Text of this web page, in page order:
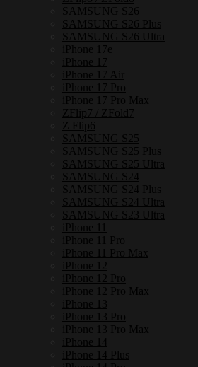
SAMSUNG S26
SAMSUNG S26 Plus
SAMSUNG S26 Ultra
iPhone 17e
iPhone 17
iPhone 17 Air
iPhone 17 Pro
iPhone 17 Pro Max
ZFlip7 / ZFold7
Z Flip6
SAMSUNG S25
SAMSUNG S25 Plus
SAMSUNG S25 Ultra
SAMSUNG S24
SAMSUNG S24 Plus
SAMSUNG S24 Ultra
SAMSUNG S23 Ultra
iPhone 11
iPhone 11 Pro
iPhone 11 Pro Max
iPhone 12
iPhone 12 Pro
iPhone 12 Pro Max
iPhone 13
iPhone 13 Pro
iPhone 13 Pro Max
iPhone 14
iPhone 14 Plus